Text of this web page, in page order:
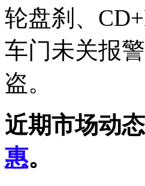
轮盘刹、
车门未关报
盗。
近期市场动
惠。